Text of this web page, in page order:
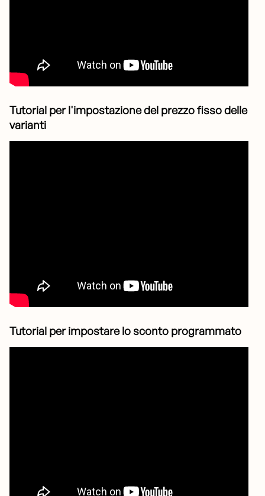
Tutorial per l'impostazione del prezzo fisso delle
varianti
Tutorial per impostare lo sconto programmato